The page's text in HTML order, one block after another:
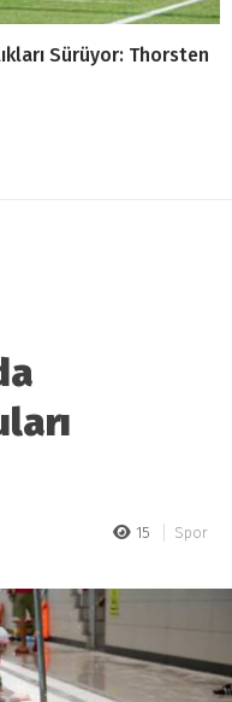
Sürüyor: Thorsten
15 Spor